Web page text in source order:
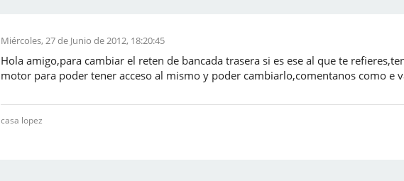
Miércoles, 27 de Junio de 2012, 18:20:45
Hola amigo,para cambiar el reten de bancada trasera si es ese al que te
motor para poder tener acceso al mismo y poder cambiarlo,comentanos como e
casa lopez